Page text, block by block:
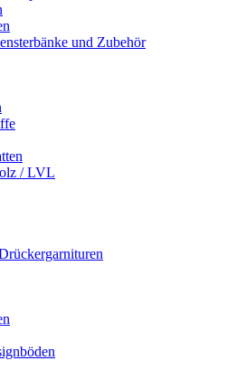
und Zubehör
/ LVL